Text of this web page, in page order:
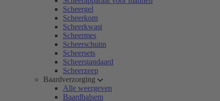
Scheergel
Scheerkom
Scheerkwast
Scheermes
Scheerschuim
Scheersets
Scheerstandaard
Scheerzeep
Baardverzorging
Alle weergeven
Baardbalsem